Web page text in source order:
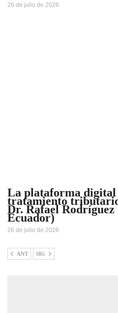
26 de julio de 2026
La plataforma digital
tratamiento
Dr. Rafael Rodríguez
Ecuador)
26 de julio de 2026
ANT SIG